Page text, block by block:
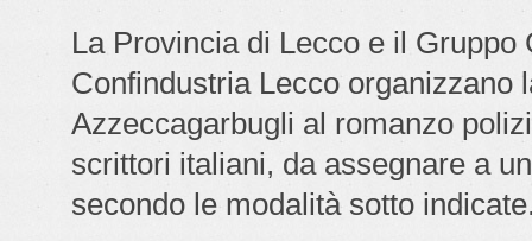
La Provincia di Lecco e il Gruppo
Confindustria Lecco organizzano
Azzeccagarbugli al romanzo
scrittori italiani, da assegnare a
secondo le modalità sotto